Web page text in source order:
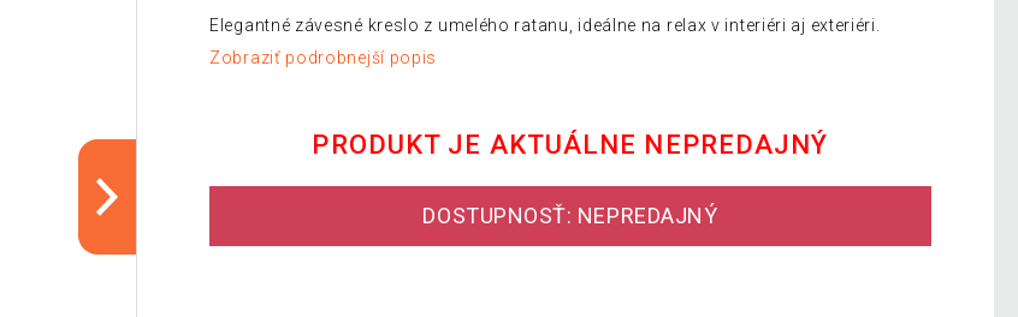
Elegantné závesné kreslo z umelého ratanu, ideálne na relax v interiéri aj exteriéri.
Zobraziť podrobnejší popis
PRODUKT JE AKTUÁLNE NEPREDAJNÝ
DOSTUPNOSŤ: NEPREDAJNÝ